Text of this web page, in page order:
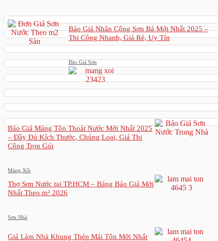
Báo Giá Nhân Công Sơn Bả Mới Nhất 2025 –
Thi Công Nhanh, Giá Rẻ, Uy Tín
Báo Giá Sơn
Báo Giá Máng Tôn Thoát Nước Mới Nhất 2025
– Đầy Đủ Kích Thước, Chủng Loại, Giá Thi
Công Trọn Gói
Máng Xối
Thợ Sơn Nước tại TP.HCM – Bảng Báo Giá Mới
Nhất Theo m² 2026
Sơn Nhà
Giá Làm Nhà Khung Thép Mái Tôn Mới Nhất